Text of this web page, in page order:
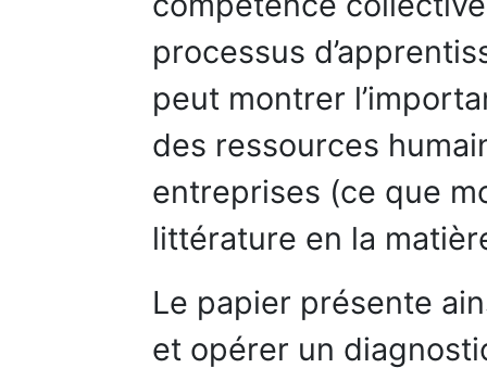
processus
peut montrer
des ressources
entreprises (ce que
littérature en la
Le papier présente
et opérer un